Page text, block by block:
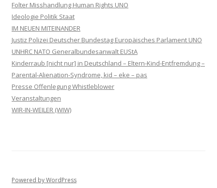
Folter Misshandlung Human Rights UNO
Ideologie Politik Staat
IM NEUEN MITEINANDER
Justiz Polizei Deutscher Bundestag Europäisches Parlament UNO
UNHRC NATO Generalbundesanwalt EUStA
Kinderraub [nicht nur] in Deutschland – Eltern-Kind-Entfremdung –
Parental-Alienation-Syndrome, kid – eke – pas
Presse Offenlegung Whistleblower
Veranstaltungen
WIR-IN-WEILER (WIW)
Powered by WordPress